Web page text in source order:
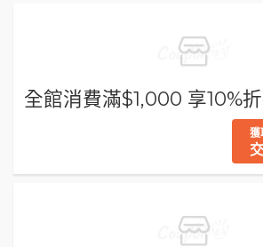
全館消費滿$1,000 享10%
獲